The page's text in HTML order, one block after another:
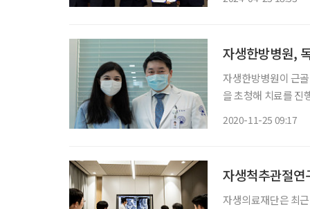
자생한방병원,
자생한방병원이 근
을 초청해 치료를 진행한다. 카자흐스탄 고려인인 박 양은 러시아 연
2020-11-25 09:17
자생척추관절
자생의료재단은 최